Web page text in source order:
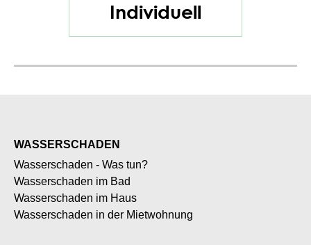
Individuell
WASSERSCHADEN
Wasserschaden - Was tun?
Wasserschaden im Bad
Wasserschaden im Haus
Wasserschaden in der Mietwohnung